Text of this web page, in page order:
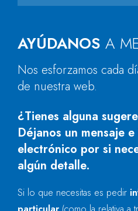
AYÚDANOS A
Nos esforzamos cada
de nuestra web.
¿Tienes alguna
Déjanos un mensaje
electrónico por si
algún detalle.
Si lo que necesitas es pedir